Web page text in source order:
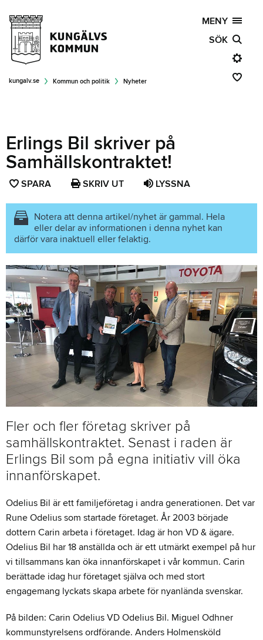
MENY
SÖK
kungalv.se Kommun och politik Nyheter
Erlings Bil skriver på
Samhällskontraktet!
SPARA SPARA
SOM
FAVORIT
SKRIV UT LYSSNA
Notera att denna artikel/nyhet är gammal. Hela
eller delar av informationen i denna nyhet kan
därför vara inaktuell eller felaktig.
Fler och fler företag skriver på
samhällskontraktet. Senast i raden är
Erlings Bil som på egna initiativ vill öka
innanförskapet.
Odelius Bil är ett familjeföretag i andra generationen. Det var
Rune Odelius som startade företaget. År 2003 började
dottern Carin arbeta i företaget. Idag är hon VD & ägare.
Odelius Bil har 18 anställda och är ett utmärkt exempel på hur
vi tillsammans kan öka innanförskapet i vår kommun. Carin
berättade idag hur företaget själva och med stort
engagemang lyckats skapa arbete för nyanlända svenskar.
På bilden: Carin Odelius VD Odelius Bil. Miguel Odhner
kommunstyrelsens ordförande. Anders Holmensköld